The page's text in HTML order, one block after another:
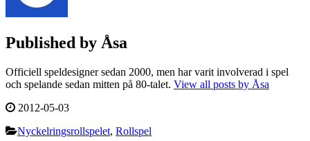
Published by Åsa
Officiell speldesigner sedan 2000, men har varit involverad i spel
och spelande sedan mitten på 80-talet. View all posts by Åsa
2012-05-03
Nyckelringsrollspelet, Rollspel